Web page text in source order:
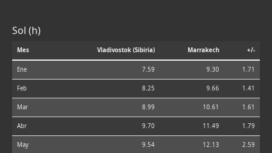
Sol (h)
Mes Vladivostok (Sibiria) Marrakech +/-
Ene 7.59 9.30 1.71
Feb 8.25 9.66 1.41
Mar 8.99 10.61 1.61
Abr 9.70 11.49 1.79
May 9.54 12.13 2.59